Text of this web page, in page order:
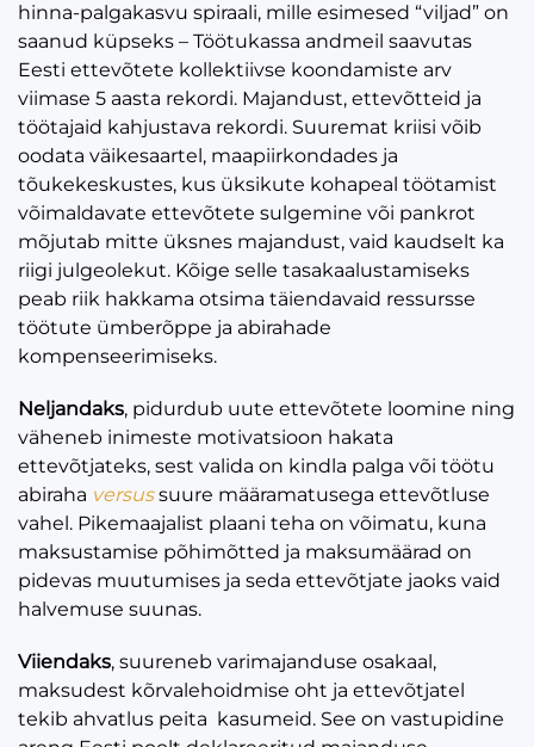
hinna-palgakasvu spiraali, mille esimesed “viljad” on
saanud küpseks – Töötukassa andmeil saavutas
Eesti ettevõtete kollektiivse koondamiste arv
viimase 5 aasta rekordi. Majandust, ettevõtteid ja
töötajaid kahjustava rekordi. Suuremat kriisi võib
oodata väikesaartel, maapiirkondades ja
tõukekeskustes, kus üksikute kohapeal töötamist
võimaldavate ettevõtete sulgemine või pankrot
mõjutab mitte üksnes majandust, vaid kaudselt ka
riigi julgeolekut. Kõige selle tasakaalustamiseks
peab riik hakkama otsima täiendavaid ressursse
töötute ümberõppe ja abirahade
kompenseerimiseks.
Neljandaks, pidurdub uute ettevõtete loomine ning
väheneb inimeste motivatsioon hakata
ettevõtjateks, sest valida on kindla palga või töötu
abiraha versussuure määramatusega ettevõtluse
vahel. Pikemaajalist plaani teha on võimatu, kuna
maksustamise põhimõtted ja maksumäärad on
pidevas muutumises ja seda ettevõtjate jaoks vaid
halvemuse suunas.
Viiendaks, suureneb varimajanduse osakaal,
maksudest kõrvalehoidmise oht ja ettevõtjatel
tekib ahvatlus peita kasumeid. See on vastupidine